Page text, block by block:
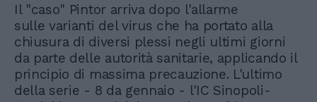
Il "caso" Pintor arriva dopo l'allarme
sulle varianti del virus che ha portato alla
chiusura di diversi plessi negli ultimi giorni
da parte delle autorità sanitarie, applicando il
principio di massima precauzione. L'ultimo
della serie - 8 da gennaio - l'IC Sinopoli-